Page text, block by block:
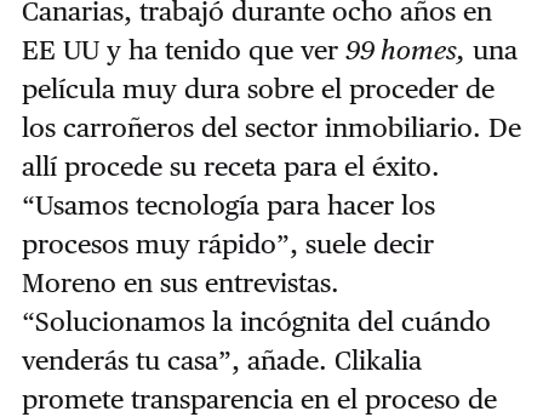
Canarias, trabajó durante ocho años en
EE UU y ha tenido que ver 99 homes, una
película muy dura sobre el proceder de
los carroñeros del sector inmobiliario. De
allí procede su receta para el éxito.
“Usamos tecnología para hacer los
procesos muy rápido”, suele decir
Moreno en sus entrevistas.
“Solucionamos la incógnita del cuándo
venderás tu casa”, añade. Clikalia
promete transparencia en el proceso de